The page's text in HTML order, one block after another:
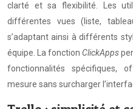
clarté et sa flexibilité. Les
différentes vues (liste,
s’adaptant ainsi à différents
équipe. La fonction ClickApps
fonctionnalités spécifiques,
mesure sans surcharger